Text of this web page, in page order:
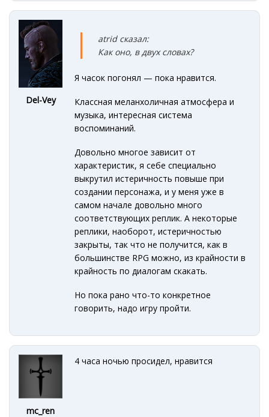
Del-Vey
atrid сказал:
Как оно, в двух словах?
Я часок погонял — пока нравится.
Классная меланхоличная атмосфера и
музыка, интересная система
воспоминаний.
Довольно многое зависит от
характеристик, я себе специально
выкрутил истеричность повыше при
создании персонажа, и у меня уже в
самом начале довольно много
соответствующих реплик. А некоторые
реплики, наоборот, истеричностью
закрыты, так что не получится, как в
большинстве RPG можно, из крайности в
крайность по диалогам скакать.
Но пока рано что-то конкретное
говорить, надо игру пройти.
mc_ren
4 часа ночью просидел, нравится